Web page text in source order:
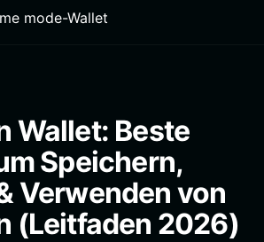
mode-Wallet
Wallet: Beste
Speichern,
Verwenden von
(Leitfaden 2026)